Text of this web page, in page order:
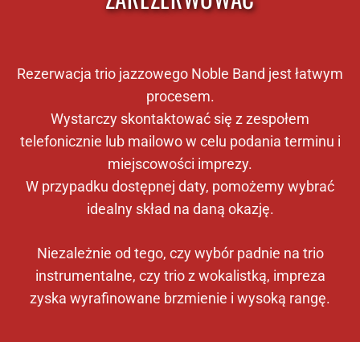
Rezerwacja trio jazzowego Noble Band jest łatwym
procesem.
Wystarczy skontaktować się z zespołem
telefonicznie lub mailowo w celu podania terminu i
miejscowości imprezy.
W przypadku dostępnej daty, pomożemy wybrać
idealny skład na daną okazję.
Niezależnie od tego, czy wybór padnie na trio
instrumentalne, czy trio z wokalistką, impreza
zyska wyrafinowane brzmienie i wysoką rangę.